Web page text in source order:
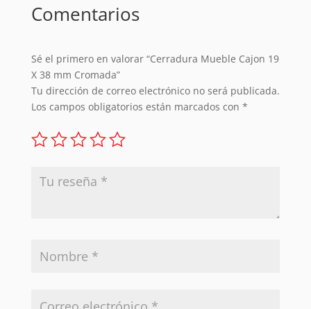
Comentarios
Sé el primero en valorar “Cerradura Mueble Cajon 19
X 38 mm Cromada”
Tu dirección de correo electrónico no será publicada.
Los campos obligatorios están marcados con *